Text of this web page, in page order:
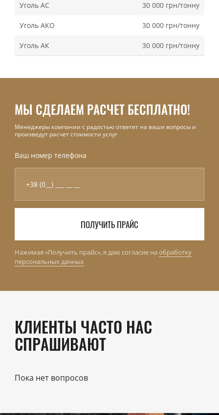
Уголь АС 30 000 грн/тонну
Уголь АКО 30 000 грн/тонну
Уголь АК 30 000 грн/тонну
МЫ СДЕЛАЕМ РАСЧЕТ БЕСПЛАТНО!
Менеджеры компании с радостью ответят на ваши вопросы и
произведут расчет стоимости услуг
Ваш номер телефона
ПОЛУЧИТЬ ПРАЙС
Нажимая «Получить прайс», я даю согласие на обработку
персональных данных
КЛИЕНТЫ ЧАСТО НАС
СПРАШИВАЮТ
Пока нет вопросов